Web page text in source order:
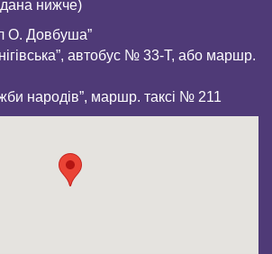
нижче)
О. Довбуша”
автобус № 33-Т, або маршр.
народів”, маршр. таксі № 211